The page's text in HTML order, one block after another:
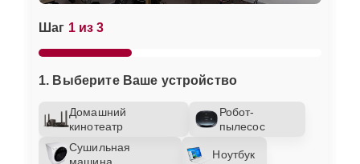
Шаг 1 из 3
1. Выберите Ваше устройство
Домашний
кинотеатр
Робот-
пылесос
Сушильная
Ноутбук